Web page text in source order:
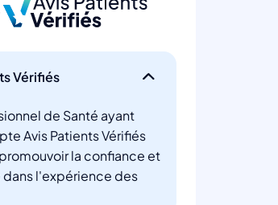
Vérifiés
de Santé ayant
Avis Patients Vérifiés
la confiance et
dans l'expérience des